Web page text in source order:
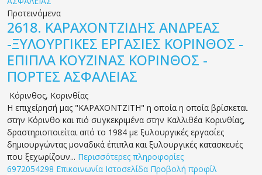
Προτεινόμενα
2618. ΚΑΡΑΧΟΝΤΖΙΔΗΣ ΑΝΔΡΕΑΣ
-ΞΥΛΟΥΡΓΙΚΕΣ ΕΡΓΑΣΙΕΣ ΚΟΡΙΝΘΟΣ -
ΕΠΙΠΛΑ ΚΟΥΖΙΝΑΣ ΚΟΡΙΝΘΟΣ -
ΠΟΡΤΕΣ ΑΣΦΑΛΕΙΑΣ
Κόρινθος, Κορινθίας
Η επιχείρησή μας "ΚΑΡΑΧΟΝΤΖΙΤΗ" η οποία η οποία βρίσκεται
στην Κόρινθο και πιό συγκεκριμένα στην Καλλιθέα Κορινθίας,
δραστηριοποιείται από το 1984 με ξυλουργικές εργασίες
δημιουργώντας μοναδικά έπιπλα και ξυλουργικές κατασκευές
που ξεχωρίζουν... Περισσότερες πληροφορίες
6972054298 Επικοινωνία Ιστοσελίδα Προβολή προφίλ